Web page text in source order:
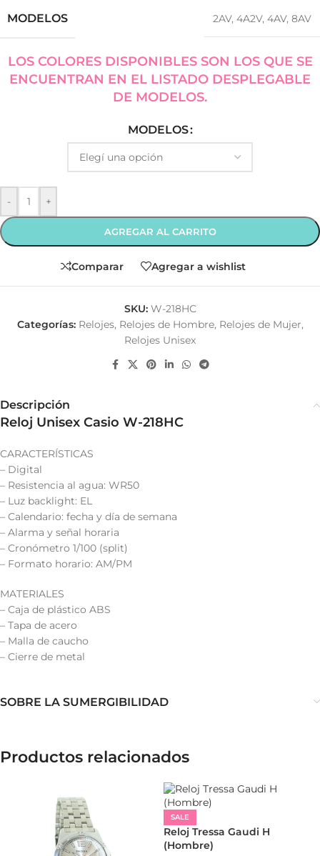
MODELOS 2AV, 4A2V, 4AV, 8AV
LOS COLORES DISPONIBLES SON LOS QUE SE
ENCUENTRAN EN EL LISTADO DESPLEGABLE
DE MODELOS.
MODELOS
- +
AGREGAR AL CARRITO
Comparar Agregar a wishlist
SKU: W-218HC
Categorías: Relojes, Relojes de Hombre, Relojes de Mujer,
Relojes Unisex
Descripción
Reloj Unisex Casio W-218HC
CARACTERÍSTICAS
– Digital
– Resistencia al agua: WR50
– Luz backlight: EL
– Calendario: fecha y día de semana
– Alarma y señal horaria
– Cronómetro 1/100 (split)
– Formato horario: AM/PM
MATERIALES
– Caja de plástico ABS
– Tapa de acero
– Malla de caucho
– Cierre de metal
SOBRE LA SUMERGIBILIDAD
Productos relacionados
SALE
Reloj Tressa Gaudi H
(Hombre)